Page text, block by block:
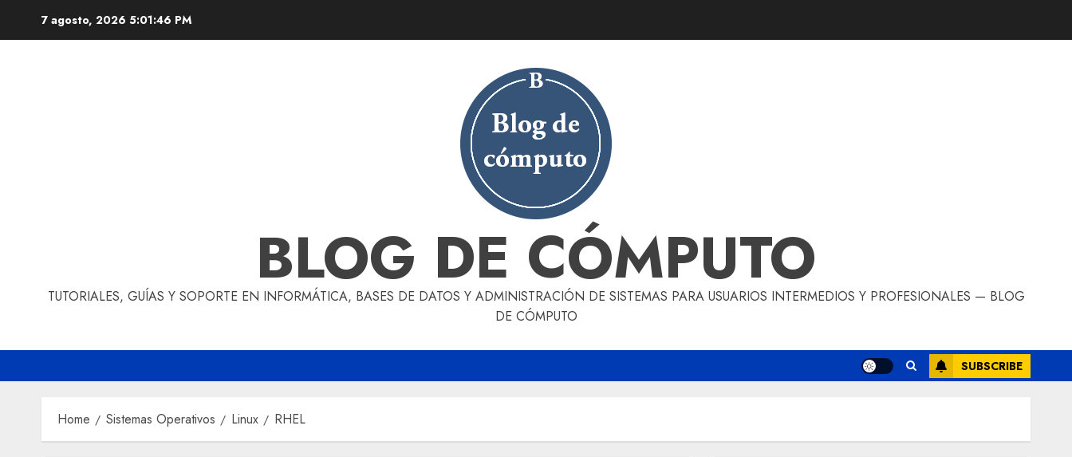
7 agosto, 2026 5:01:46 PM
BLOG DE CÓMPUTO
TUTORIALES, GUÍAS Y SOPORTE EN INFORMÁTICA, BASES DE DATOS Y ADMINISTRACIÓN DE SISTEMAS PARA USUARIOS INTERMEDIOS Y PROFESIONALES — BLOG
DE CÓMPUTO
SUBSCRIBE
Home Sistemas Operativos Linux RHEL